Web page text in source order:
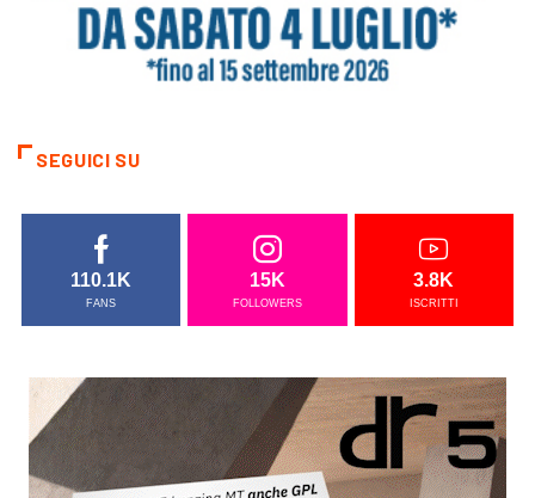
SEGUICI SU
110.1K
FANS
15K
FOLLOWERS
3.8K
ISCRITTI